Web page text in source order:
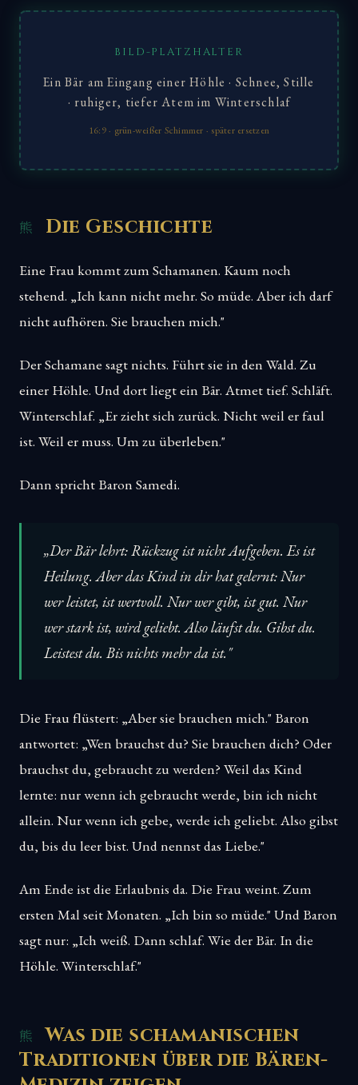
BILD-PLATZHALTER
Ein Bär am Eingang einer Höhle · Schnee, Stille
· ruhiger, tiefer Atem im Winterschlaf
16:9 · grün-weißer Schimmer · später ersetzen
Die Geschichte
Eine Frau kommt zum Schamanen. Kaum noch
stehend. „Ich kann nicht mehr. So müde. Aber ich darf
nicht aufhören. Sie brauchen mich."
Der Schamane sagt nichts. Führt sie in den Wald. Zu
einer Höhle. Und dort liegt ein Bär. Atmet tief. Schläft.
Winterschlaf. „Er zieht sich zurück. Nicht weil er faul
ist. Weil er muss. Um zu überleben."
Dann spricht Baron Samedi.
„Der Bär lehrt: Rückzug ist nicht Aufgeben. Es ist
Heilung. Aber das Kind in dir hat gelernt: Nur
wer leistet, ist wertvoll. Nur wer gibt, ist gut. Nur
wer stark ist, wird geliebt. Also läufst du. Gibst du.
Leistest du. Bis nichts mehr da ist."
Die Frau flüstert: „Aber sie brauchen mich." Baron
antwortet: „Wen brauchst du? Sie brauchen dich? Oder
brauchst du, gebraucht zu werden? Weil das Kind
lernte: nur wenn ich gebraucht werde, bin ich nicht
allein. Nur wenn ich gebe, werde ich geliebt. Also gibst
du, bis du leer bist. Und nennst das Liebe."
Am Ende ist die Erlaubnis da. Die Frau weint. Zum
ersten Mal seit Monaten. „Ich bin so müde." Und Baron
sagt nur: „Ich weiß. Dann schlaf. Wie der Bär. In die
Höhle. Winterschlaf."
Was die schamanischen
Traditionen über die Bären-